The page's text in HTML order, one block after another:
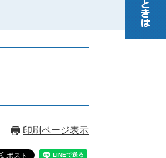
印刷ページ表示